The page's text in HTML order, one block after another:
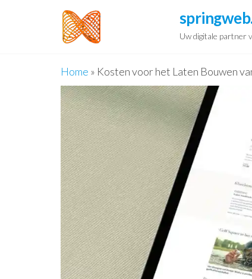
Uw digitale partner
Home » Kosten voor het Laten Bouwen